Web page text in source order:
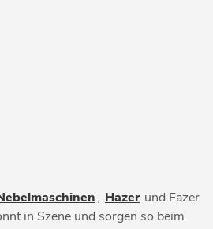
, Hazer und Fazer
in Szene und sorgen so beim